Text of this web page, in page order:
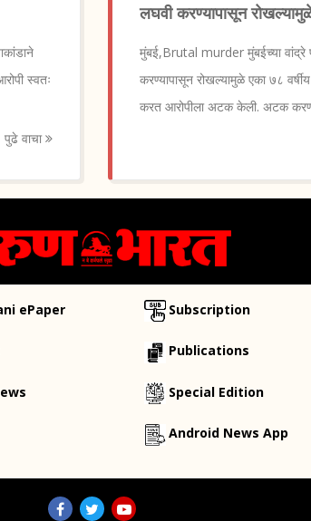
स्वतः
पुढे वाचा
लघवी करण्यापासून
मुंबई,Brutal murder मुंबईच्या वांद्रे
करण्यापासून रोखल्यामुळे एका ७८
करत आरोपीला अटक केली. अटक
ePaper Subscription
Publications
Special Edition
Android News App